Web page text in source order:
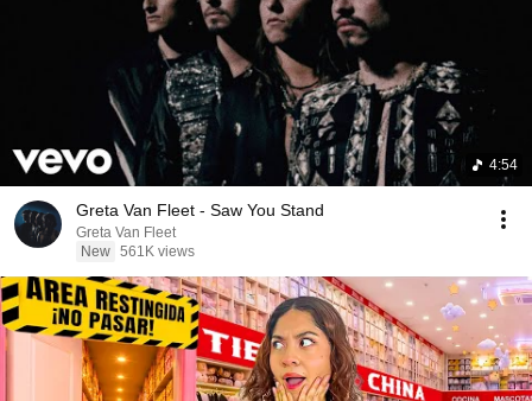
4:54
Greta Van Fleet - Saw You Stand
Greta Van Fleet
New 561K views